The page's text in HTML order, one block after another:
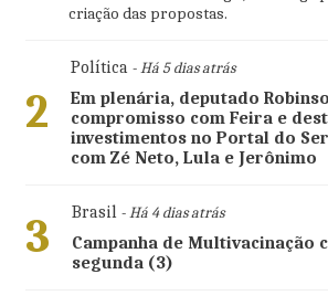
criação das propostas.
2
Política- Há 5 dias atrás
Em plenária, deputado
compromisso com Feira e
investimentos no Portal do
com Zé Neto, Lula e Jerônimo
3 Brasil- Há 4 dias atrás
Campanha de Multivacinação
segunda (3)